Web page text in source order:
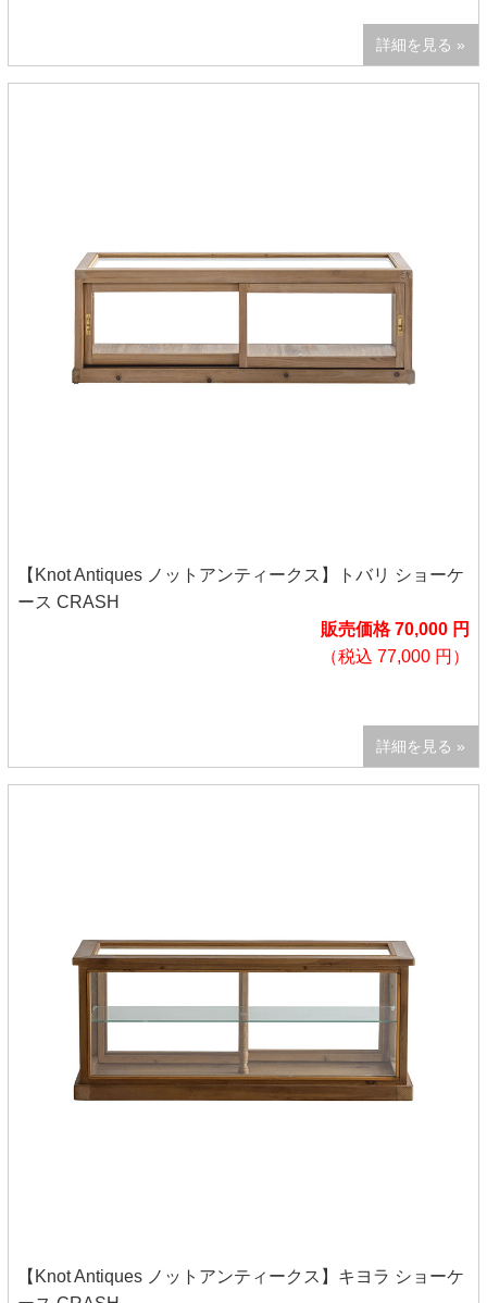
詳細を見る »
【Knot Antiques ノットアンティークス】トバリ ショーケ
ース CRASH
販売価格 70,000 円
（税込 77,000 円）
詳細を見る »
【Knot Antiques ノットアンティークス】キヨラ ショーケ